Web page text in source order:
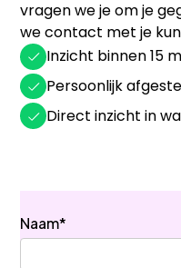
vragen we je om je
we contact met je
Inzicht binnen 15
Persoonlijk
Direct inzicht in
Naam*